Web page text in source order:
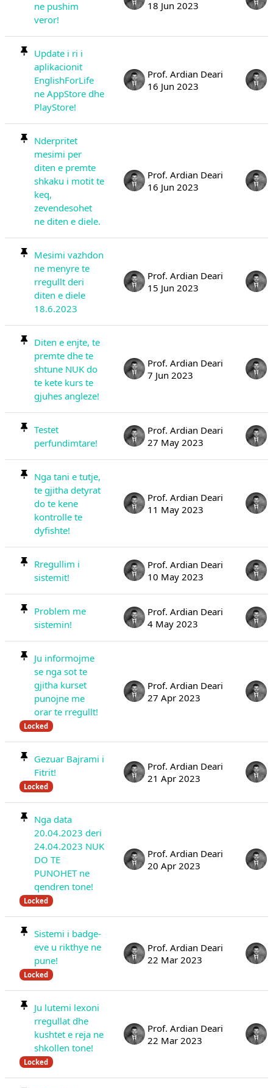
ne pushim
veror!
18 Jun 2023
Update i ri i
aplikacionit
EnglishForLife
ne AppStore dhe
PlayStore!
Prof. Ardian Deari
16 Jun 2023
Nderpritet
mesimi per
diten e premte
shkaku i motit te
keq,
zevendesohet
ne diten e diele.
Prof. Ardian Deari
16 Jun 2023
Mesimi vazhdon
ne menyre te
rregullt deri
diten e diele
18.6.2023
Prof. Ardian Deari
15 Jun 2023
Diten e enjte, te
premte dhe te
shtune NUK do
te kete kurs te
gjuhes angleze!
Prof. Ardian Deari
7 Jun 2023
Testet
perfundimtare!
Prof. Ardian Deari
27 May 2023
Nga tani e tutje,
te gjitha detyrat
do te kene
kontrolle te
dyfishte!
Prof. Ardian Deari
11 May 2023
Rregullim i
sistemit!
Prof. Ardian Deari
10 May 2023
Problem me
sistemin!
Prof. Ardian Deari
4 May 2023
Ju informojme
se nga sot te
gjitha kurset
punojne me
orar te rregullt!
Locked
Prof. Ardian Deari
27 Apr 2023
Gezuar Bajrami i
Fitrit!
Locked
Prof. Ardian Deari
21 Apr 2023
Nga data
20.04.2023 deri
24.04.2023 NUK
DO TE
PUNOHET ne
qendren tone!
Locked
Prof. Ardian Deari
20 Apr 2023
Sistemi i badge-
eve u rikthye ne
pune!
Locked
Prof. Ardian Deari
22 Mar 2023
Ju lutemi lexoni
rregullat dhe
kushtet e reja ne
shkollen tone!
Locked
Prof. Ardian Deari
22 Mar 2023